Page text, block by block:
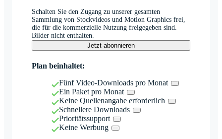
Schalten Sie den Zugang zu unserer gesamten
Sammlung von Stockvideos und Motion Graphics frei,
die für die kommerzielle Nutzung freigegeben sind.
Bilder nicht enthalten.
Jetzt abonnieren
Plan beinhaltet:
Fünf Video-Downloads pro Monat
Ein Paket pro Monat
Keine Quellenangabe erforderlich
Schnellere Downloads
Prioritätssupport
Keine Werbung